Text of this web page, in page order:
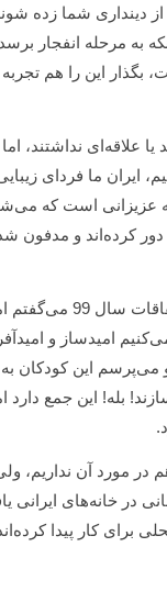
شما زده
به مرحله انفجار
این را هم تجربه
علاقه‌ای نداشتند،
ایران ما فردای
است که
دور کرده‌اند و
ما امیدوار نیستیم، الان می
امیدساز و
این کودکان به
بله! این جمع دارد
مورد آن نداریم،
هزار کودکی که امن و امانی در
برای کار پیدا